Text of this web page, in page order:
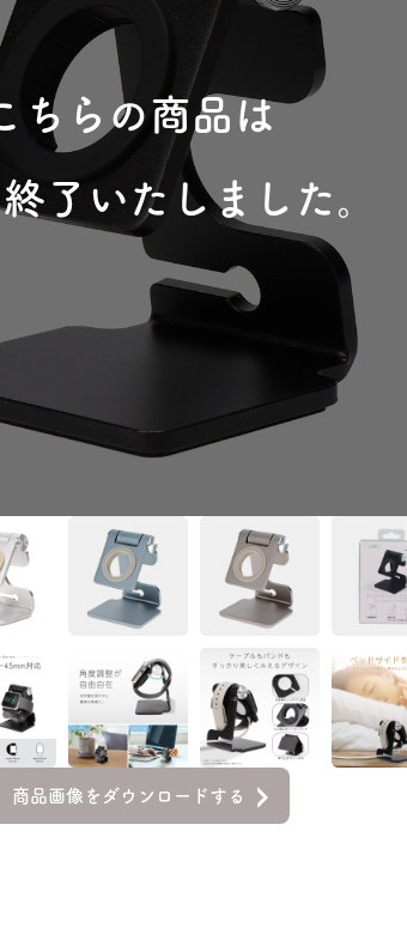
ちらの商品は
了いたしました。
商品画像をダウンロードする